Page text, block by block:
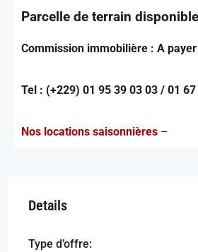
Parcelle de terrain
Commission immobilière : A payer
Tel : (+229) 01 95 39 03 03 / 01
Nos locations saisonnières –
Details
Type d’offre: